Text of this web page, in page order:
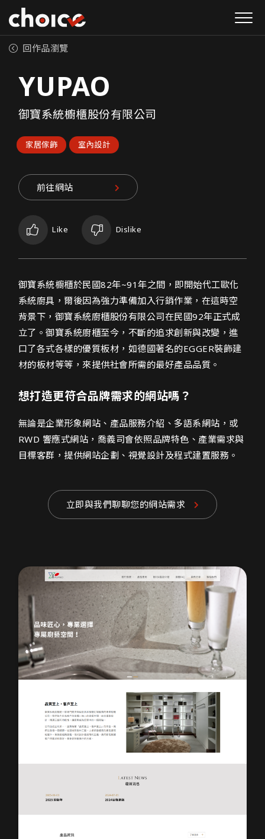
回作品瀏覽
YUPAO
御寶系統櫥櫃股份有限公司
家居傢飾 室內設計
前往網站
Like Dislike
御寶系統櫥櫃股份有限公司網頁設計介紹
御寶系統櫥櫃於民國82年~91年之間，即開始代工歐化
系統廚具，爾後因為強力準備加入行銷作業，在這時空
背景下，御寶系統廚櫃股份有限公司在民國92年正式成
立了。御寶系統廚櫃至今，不斷的追求創新與改變，進
口了各式各樣的優質板材，如德國著名的EGGER裝飾建
材的板材等等，來提供社會所需的最好產品品質。
想打造更符合品牌需求的網站嗎？
無論是企業形象網站、產品服務介紹、多語系網站，或
RWD 響應式網站，喬義司會依照品牌特色、產業需求與
目標客群，提供網站企劃、視覺設計及程式建置服務。
立即與我們聊聊您的網站需求